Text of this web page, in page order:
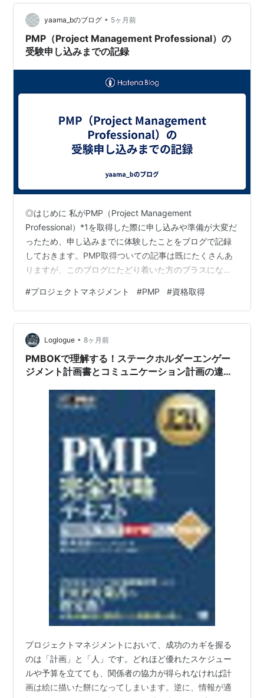
3, 同じ職場の上長からの実務でPMやってますよという承
認（経歴３年（高卒は５年）の担保） です。 監査が直撃
したため、…
yaama_bのブログ • 5ヶ月前
PMP（Project Management Professional）の
受験申し込みまでの記録
◎はじめに 私がPMP（Project Management
Professional）*1を取得した際に申し込みや準備が大変だ
ったため、申し込みまでに体験したことをブログで記録
しておきます。PMP取得ついての記事は既にたくさんあ
りますが、このブログにたどり着いた方のプラスになれ
-------------- 【ご注意】これから記載することは、2024
年9月の資格試験申し込みのもので、現在は内容が変更さ
れている可能性があります。 より新しい情報を入手して
から準備、試験を受けていただくことをオススメいたし
ます。 ■PMP（Proje…
#プロジェクトマネジメント #PMP #資格取得
Loglogue • 8ヶ月前
PMBOKで理解する！ステークホルダーエンゲー
ジメント計画書とコミュニケーション計画の違い
プロジェクトマネジメントにおいて、成功のカギを握る
のは「計画」と「人」です。どれほど優れたスケジュー
ルや予算を立てても、関係者の協力が得られなければ計
画は絵に描いた餅になってしまいます。逆に、情報が適